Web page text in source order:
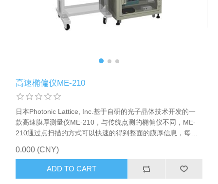
高速椭偏仪ME-210
日本Photonic Lattice, Inc.基于自研的光子晶体技术开发的一
款高速膜厚测量仪ME-210，与传统点测的椭偏仪不同，ME-
210通过点扫描的方式可以快速的得到整面的膜厚信息，每分
膜厚mapping，重复测量精度0.1nm，透明基板也可测量。
0.000 (CNY)
ADD TO CART